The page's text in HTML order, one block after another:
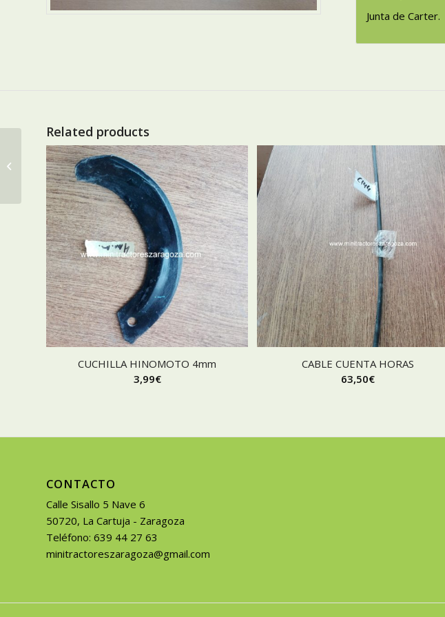
Junta de Carter.
Related products
CUCHILLA HINOMOTO 4mm
3,99€
CABLE CUENTA HORAS
63,50€
CONTACTO
Calle Sisallo 5 Nave 6
50720, La Cartuja - Zaragoza
Teléfono: 639 44 27 63
minitractoreszaragoza@gmail.com
JUNTA DE ESCAPE